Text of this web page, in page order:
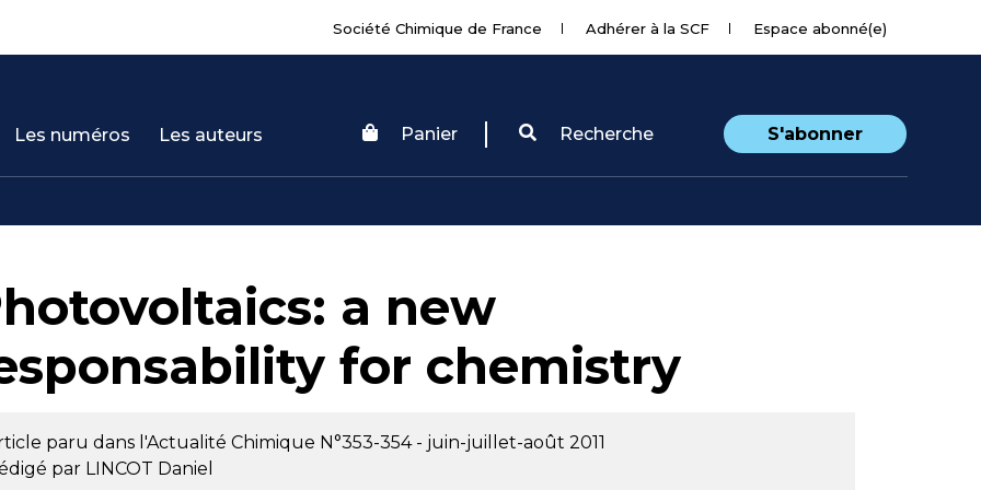
Société Chimique de France Adhérer à la SCF Espace abonné(e)
Les numéros Les auteurs Panier Recherche S'abonner
a new
for chemistry
paru dans l'Actualité Chimique N°353-354 - juin-juillet-août 2011
par LINCOT Daniel